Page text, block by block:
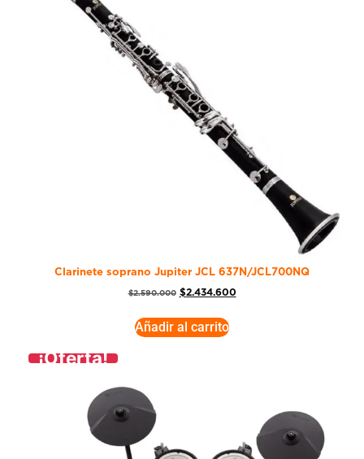
Clarinete soprano Jupiter JCL 637N/JCL700NQ
$2.590.000 $2.434.600
Añadir al carrito
¡Oferta!